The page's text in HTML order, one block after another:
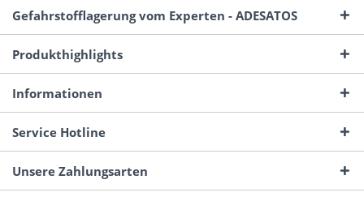
Gefahrstofflagerung vom Experten - ADESATOS
Produkthighlights
Informationen
Service Hotline
Unsere Zahlungsarten